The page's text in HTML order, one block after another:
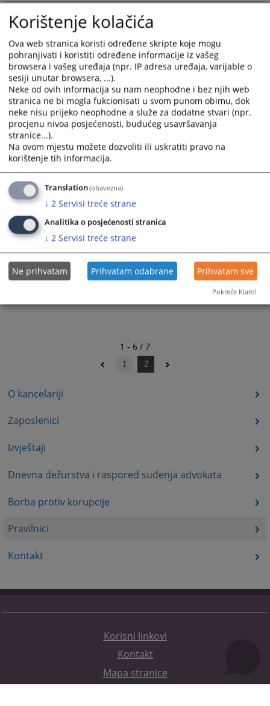
O kancelariji
Zaposlenici
Izvještaji
Dnevna dežurstva i raspored suđenja advokata
Borba protiv korupcije
Pravilnici
Kontakt
mark
key
get
the
keyboard
shortcuts
for
changing
dates.
mark
get
the
keyboard
shortcuts
for
changing
dates.
13.12.2023.
Pravilnik o izmjenama i dopunama pravilnika o unutrašnjoj
organizaciji i poslovanju Kancelarije za pravnu pomoć
Brčko distrikta BiH 30/21
13.12.2023.
Pravilnik o izmjenama i dopunama pravilnika o unutrašnjoj
organizaciji i poslovanju Kancelarije za pravnu pomoć
Brčko distrikta BiH 7/23
13.12.2023.
Pravilnik o izmjenama i dopunama pravilnika o unutrašnjoj
organizaciji i poslovanju Kancelarije za pravnu pomoć
Brčko distrikta BiH broj 19/19
1 - 6 / 7
1 2
Korisni linkovi
Kontakt
Mapa stranice
Korištenje kolačića
Ova web stranica koristi određene skripte koje mogu
pohranjivati i koristiti određene informacije iz vašeg
browsera i vašeg uređaja (npr. IP adresa uređaja, varijable o
sesiji unutar browsera, ...).
Neke od ovih informacija su nam neophodne i bez njih web
stranica ne bi mogla fukcionisati u svom punom obimu, dok
neke nisu prijeko neophodne a služe za dodatne stvari (npr.
procjenu nivoa posjećenosti, budućeg usavršavanja
stranice...).
Na ovom mjestu možete dozvoliti ili uskratiti pravo na
korištenje tih informacija.
Translation(obavezna)
↓ 2 Servisi treće strane
Analitika o posjećenosti stranica
↓ 2 Servisi treće strane
Ne prihvatam Prihvatam odabrane Prihvatam sve
Pokreće Klaro!